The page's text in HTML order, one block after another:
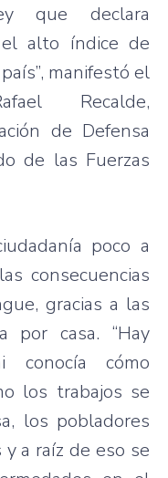
que declara
el alto índice de
manifestó el
Recalde,
de Defensa
de las Fuerzas
poco a
consecuencias
gracias a las
por casa. “Hay
cómo
los trabajos se
los pobladores
a raíz de eso se